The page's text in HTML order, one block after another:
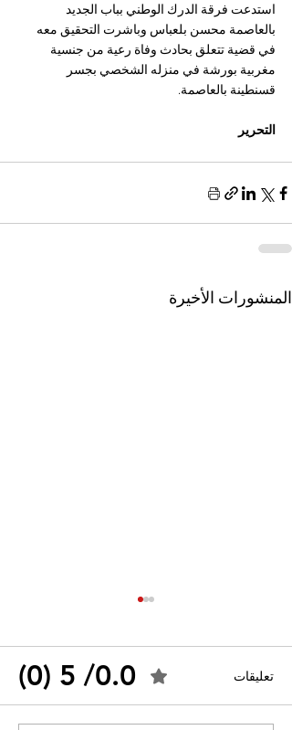
استدعت فرقة الدرك الوطني بباب الجديد
بالعاصمة محسن بلعباس وباشرت التحقيق معه
في قضية تتعلق بحادث وفاة رعية من جنسية
مغربية بورشة في منزله الشخصي بجسر
قسنطينة بالعاصمة.
التحرير
المنشورات الأخيرة
تعليقات 0.0/ 5 (0)